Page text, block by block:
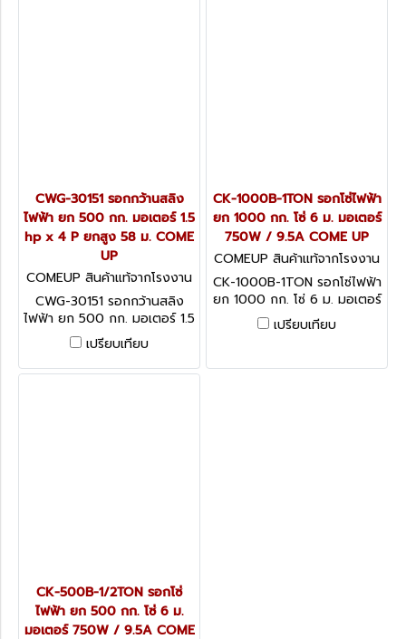
CWG-30151 รอกกว้านสลิง
ไฟฟ้า ยก 500 กก. มอเตอร์ 1.5
hp x 4 P ยกสูง 58 ม. COME
UP
COMEUP สินค้าแท้จากโรงงาน
ผู้ผลิต CWG-30151
CWG-30151 รอกกว้านสลิง
ไฟฟ้า ยก 500 กก. มอเตอร์ 1.5
hp x 4 P ยกสูง 58 ม. COME
UP
เปรียบเทียบ
CK-1000B-1TON รอกโซ่ไฟฟ้า
ยก 1000 กก. โซ่ 6 ม. มอเตอร์
750W / 9.5A COME UP
COMEUP สินค้าแท้จากโรงงาน
ผู้ผลิต CK-1000B
CK-1000B-1TON รอกโซ่ไฟฟ้า
ยก 1000 กก. โซ่ 6 ม. มอเตอร์
750W / 9.5A COME UP
เปรียบเทียบ
CK-500B-1/2TON รอกโซ่
ไฟฟ้า ยก 500 กก. โซ่ 6 ม.
มอเตอร์ 750W / 9.5A COME